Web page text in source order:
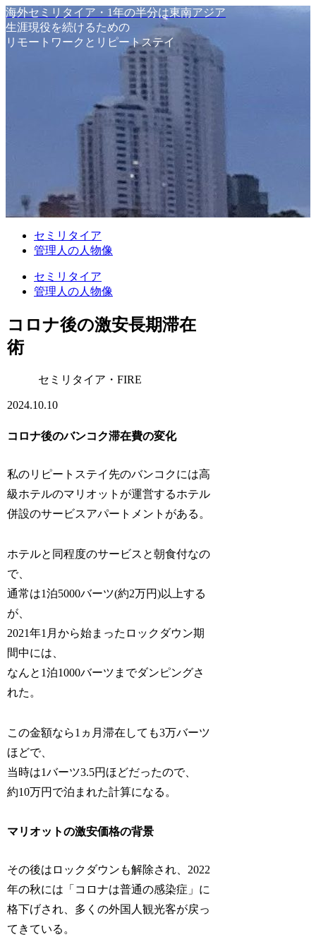
海外セミリタイア・1年の半分は東南アジア
生涯現役を続けるための
リモートワークとリピートステイ
セミリタイア
管理人の人物像
セミリタイア
管理人の人物像
コロナ後の激安長期滞在
術
セミリタイア・FIRE
2024.10.10
コロナ後のバンコク滞在費の変化
私のリピートステイ先のバンコクには高
級ホテルのマリオットが運営するホテル
併設のサービスアパートメントがある。
ホテルと同程度のサービスと朝食付なの
で、
通常は1泊5000バーツ(約2万円)以上する
が、
2021年1月から始まったロックダウン期
間中には、
なんと1泊1000バーツまでダンピングさ
れた。
この金額なら1ヵ月滞在しても3万バーツ
ほどで、
当時は1バーツ3.5円ほどだったので、
約10万円で泊まれた計算になる。
マリオットの激安価格の背景
その後はロックダウンも解除され、2022
年の秋には「コロナは普通の感染症」に
格下げされ、多くの外国人観光客が戻っ
てきている。